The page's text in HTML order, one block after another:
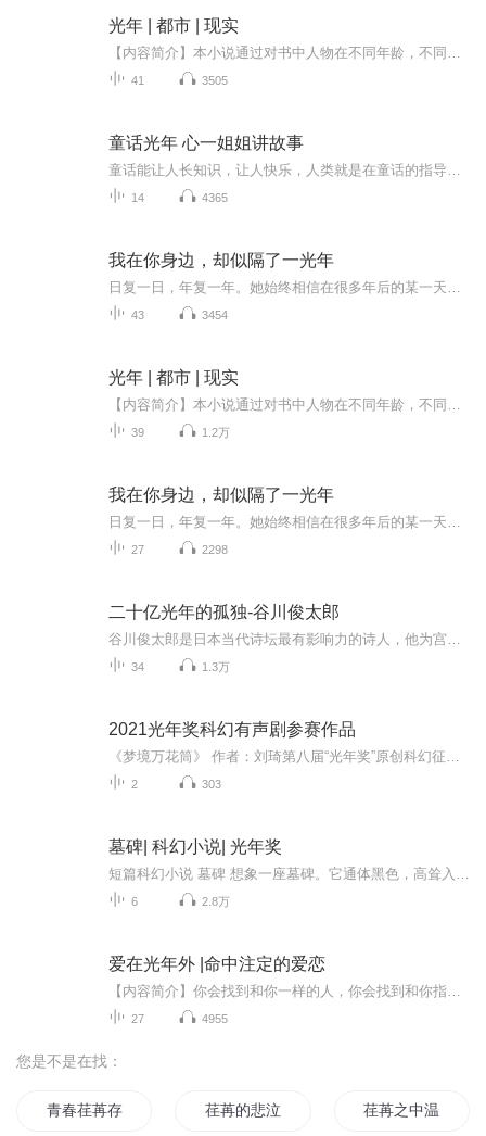
光年 | 都市 | 现实
41 3505
童话光年 心一姐姐讲故事
14 4365
我在你身边，却似隔了一光年
43 3454
光年 | 都市 | 现实
39 1.2万
我在你身边，却似隔了一光年
27 2298
二十亿光年的孤独-谷川俊太郎
34 1.3万
2021光年奖科幻有声剧参赛作品
2 303
墓碑| 科幻小说| 光年奖
6 2.8万
爱在光年外 |命中注定的爱恋
27 4955
您是不是在找：
青春荏苒存年少 荏苒的悲泣 荏苒之中温情只